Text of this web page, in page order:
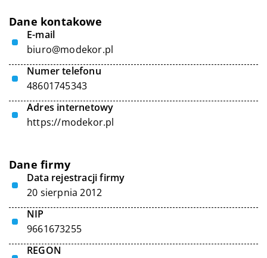
Dane kontakowe
E-mail
biuro@modekor.pl
Numer telefonu
48601745343
Adres internetowy
https://modekor.pl
Dane firmy
Data rejestracji firmy
20 sierpnia 2012
NIP
9661673255
REGON